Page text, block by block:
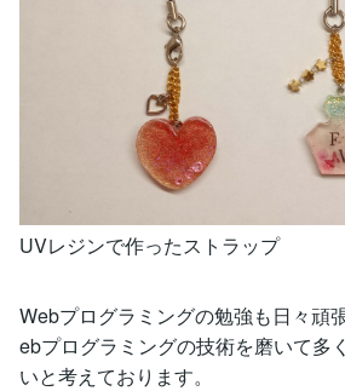
UVレジンで作ったストラップ
Webプログラミングの勉強も日々頑
ebプログラミングの技術を磨いて多
いと考えております。